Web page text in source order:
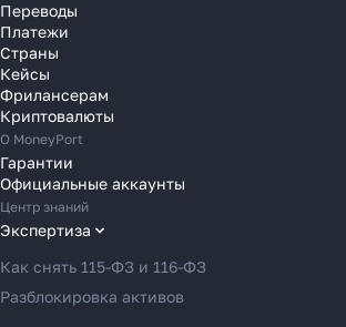
Переводы в Словению
Переводы в Финляндию
Переводы в Францию
Переводы в Хорватию
Переводы в Черногорию
Переводы в Чехию
Переводы в Швейцарию
Переводы в Эстонию
Переводы в Азербайджан
Переводы в Армению
Переводы
Платежи
Страны
Кейсы
Фрилансерам
Криптовалюты
О MoneyPort
Гарантии
Официальные аккаунты
Центр знаний
Экспертиза
Как снять 115-ФЗ и 116-ФЗ
Разблокировка активов